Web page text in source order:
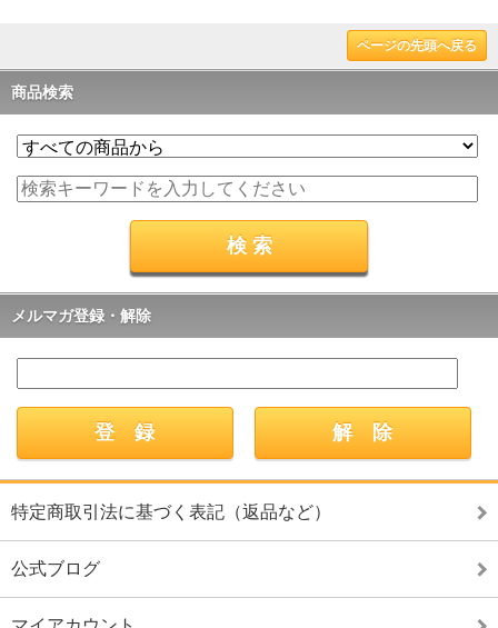
ページの先頭へ戻る
商品検索
メルマガ登録・解除
特定商取引法に基づく表記（返品など）
公式ブログ